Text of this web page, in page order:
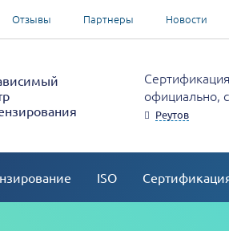
Отзывы Партнеры Новости
официально,
Реутов
ISO